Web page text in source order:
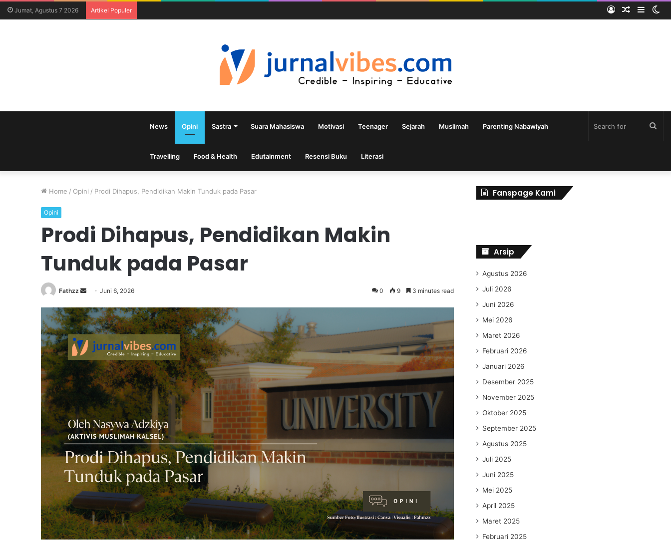
Jumat, Agustus 7 2026 Artikel Populer
News Opini Sastra Suara Mahasiswa Motivasi Teenager Sejarah Muslimah Parenting Nabawiyah
Travelling Food & Health Edutainment Resensi Buku Literasi
Home / Opini / Prodi Dihapus, Pendidikan Makin Tunduk pada Pasar
Opini
Prodi Dihapus, Pendidikan Makin
Tunduk pada Pasar
Fathzz Juni 6, 2026 0 9 3 minutes read
Fanspage Kami
Arsip
Agustus 2026
Juli 2026
Juni 2026
Mei 2026
Maret 2026
Februari 2026
Januari 2026
Desember 2025
November 2025
Oktober 2025
September 2025
Agustus 2025
Juli 2025
Juni 2025
Mei 2025
April 2025
Maret 2025
Februari 2025